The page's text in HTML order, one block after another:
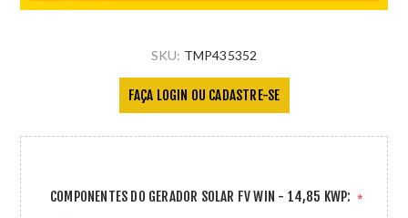
SKU: TMP435352
FAÇA LOGIN OU CADASTRE-SE
COMPONENTES DO GERADOR SOLAR FV WIN - 14,85 KWP: *